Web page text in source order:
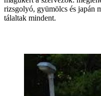
rizsgolyó, gyümölcs és japán
tálaltak mindent.